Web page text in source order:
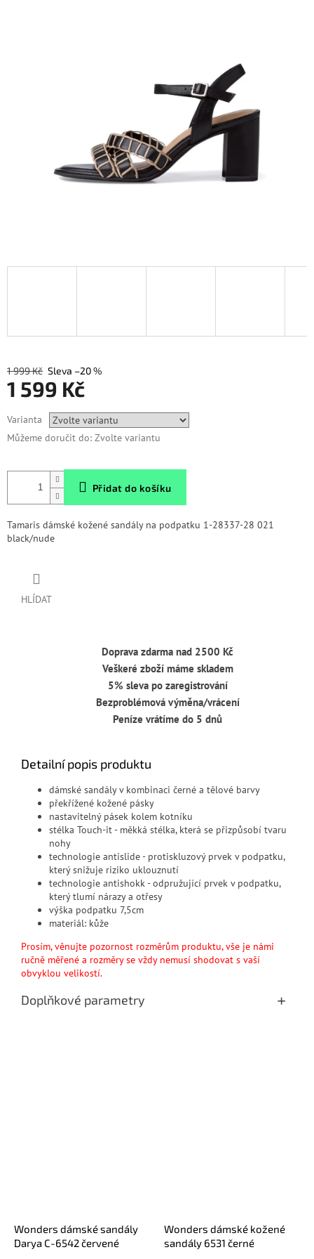
1 999 Kč –20 %
1 599 Kč
cena:
Varianta
Můžeme doručit do: Zvolte variantu
Přidat do košíku
Tamaris dámské kožené sandály na podpatku 1-28337-28 021
black/nude
HLÍDAT
Doprava zdarma nad 2500 Kč
Veškeré zboží máme skladem
5% sleva po zaregistrování
Bezproblémová výměna/vrácení
Peníze vrátíme do 5 dnů
Detailní popis produktu
dámské sandály v kombinaci černé a tělové barvy
překřížené kožené pásky
nastavitelný pásek kolem kotníku
stélka Touch-it - měkká stélka, která se přizpůsobí tvaru
nohy
technologie antislide - protiskluzový prvek v podpatku,
který snižuje riziko uklouznutí
technologie antishokk - odpružující prvek v podpatku,
který tlumí nárazy a otřesy
výška podpatku 7,5cm
materiál: kůže
Prosím, věnujte pozornost rozměrům produktu, vše je námi
ručně měřené a rozměry se vždy nemusí shodovat s vaší
obvyklou velikostí.
Doplňkové parametry
Wonders dámské sandály
Darya C-6542 červené
Wonders dámské kožené
sandály 6531 černé